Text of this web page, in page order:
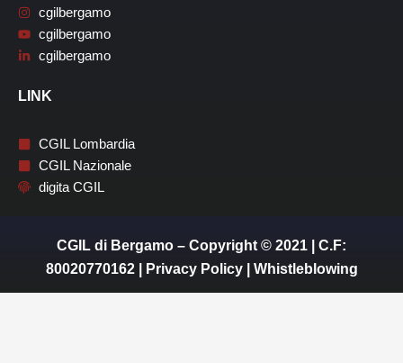
cgilbergamo
cgilbergamo
cgilbergamo
LINK
CGIL Lombardia
CGIL Nazionale
digita CGIL
CGIL di Bergamo – Copyright © 2021 | C.F:
80020770162 |
Privacy Policy| Whistleblowing